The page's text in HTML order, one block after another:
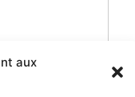
aux